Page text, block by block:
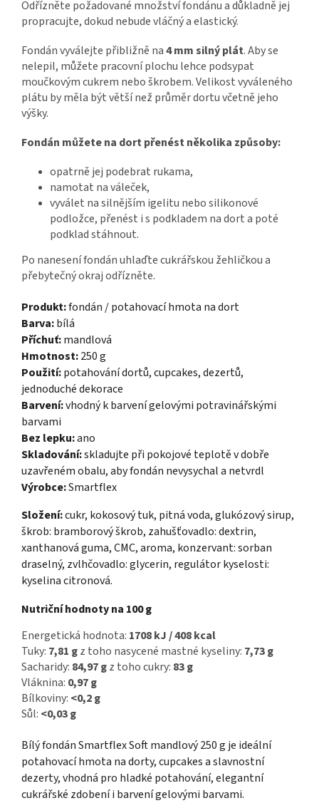
Odřízněte požadované množství fondánu a důkladně jej
propracujte, dokud nebude vláčný a elastický.
Fondán vyválejte přibližně na4 mm silný plát. Aby se
nelepil, můžete pracovní plochu lehce podsypat
moučkovým cukrem nebo škrobem. Velikost vyváleného
plátu by měla být větší než průměr dortu včetně jeho
výšky.
Fondán můžete na dort přenést několika způsoby:
opatrně jej podebrat rukama,
namotat na váleček,
vyválet na silnějším igelitu nebo silikonové
podložce, přenést i s podkladem na dort a poté
podklad stáhnout.
Po nanesení fondán uhlaďte cukrářskou žehličkou a
přebytečný okraj odřízněte.
Produkt:fondán / potahovací hmota na dort
Barva:bílá
Příchuť:mandlová
Hmotnost:250 g
Použití:potahování dortů, cupcakes, dezertů,
jednoduché dekorace
Barvení:vhodný k barvení gelovými potravinářskými
barvami
Bez lepku:ano
Skladování:skladujte při pokojové teplotě v dobře
uzavřeném obalu, aby fondán nevysychal a netvrdl
Výrobce:Smartflex
Složení:cukr, kokosový tuk, pitná voda, glukózový sirup,
škrob: bramborový škrob, zahušťovadlo: dextrin,
xanthanová guma, CMC, aroma, konzervant: sorban
draselný, zvlhčovadlo: glycerin, regulátor kyselosti:
kyselina citronová.
Nutriční hodnoty na 100 g
Energetická hodnota: 1708 kJ / 408 kcal
Tuky: 7,81 gz toho nasycené mastné kyseliny: 7,73 g
Sacharidy: 84,97 gz toho cukry: 83 g
Vláknina: 0,97 g
Bílkoviny: <0,2 g
Sůl: <0,03 g
Bílý fondán Smartflex Soft mandlový 250 g je ideální
potahovací hmota na dorty, cupcakes a slavnostní
dezerty, vhodná pro hladké potahování, elegantní
cukrářské zdobení i barvení gelovými barvami.